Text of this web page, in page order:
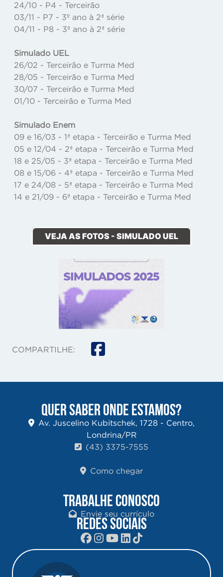
24/10 - P4 - Terceirão
03/11 - P7 - 3º ano à 2ª série
04/11 - P8 - 3º ano à 2ª série
Simulado UEL
26/02 - Terceirão e Turma Med
28/05 - Terceirão e Turma Med
30/07 - Terceirão e Turma Med
01/10 - Terceirão e Turma Med
Simulado Enem
09 e 16/03 - 1ª etapa - Terceirão e Turma Med
05 e 12/04 - 2ª etapa - Terceirão e Turma Med
18 e 25/05 - 3ª etapa - Terceirão e Turma Med
08 e 15/06 - 4ª etapa - Terceirão e Turma Med
17 e 24/08 - 5ª etapa - Terceirão e Turma Med
14 e 21/09 - 6ª etapa - Terceirão e Turma Med
VEJA AS FOTOS - SIMULADO UEL
COMPARTILHE:
QUER SABER ONDE ESTAMOS?
Av. Juscelino Kubitschek, 1728 - Centro,
Londrina/PR
(43) 3375-7555
Como chegar
TRABALHE CONOSCO
Envie seu currículo
REDES SOCIAIS